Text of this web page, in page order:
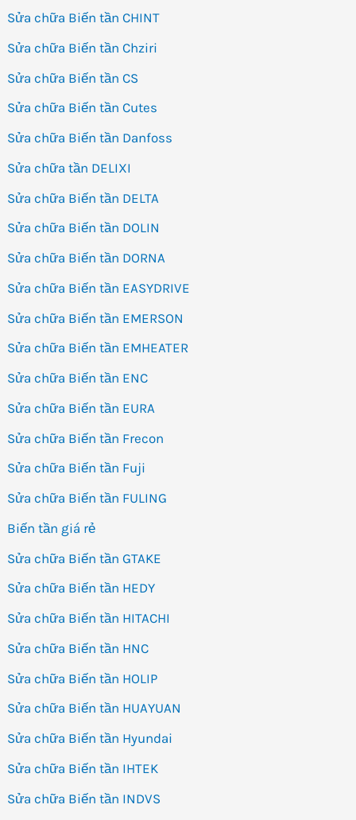
Sửa chữa Biến tần CHINT
Sửa chữa Biến tần Chziri
Sửa chữa Biến tần CS
Sửa chữa Biến tần Cutes
Sửa chữa Biến tần Danfoss
Sửa chữa tần DELIXI
Sửa chữa Biến tần DELTA
Sửa chữa Biến tần DOLIN
Sửa chữa Biến tần DORNA
Sửa chữa Biến tần EASYDRIVE
Sửa chữa Biến tần EMERSON
Sửa chữa Biến tần EMHEATER
Sửa chữa Biến tần ENC
Sửa chữa Biến tần EURA
Sửa chữa Biến tần Frecon
Sửa chữa Biến tần Fuji
Sửa chữa Biến tần FULING
Biến tần giá rẻ
Sửa chữa Biến tần GTAKE
Sửa chữa Biến tần HEDY
Sửa chữa Biến tần HITACHI
Sửa chữa Biến tần HNC
Sửa chữa Biến tần HOLIP
Sửa chữa Biến tần HUAYUAN
Sửa chữa Biến tần Hyundai
Sửa chữa Biến tần IHTEK
Sửa chữa Biến tần INDVS